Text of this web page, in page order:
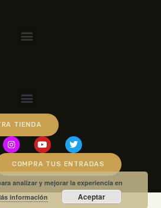
TIENDA
COMPRA TUS ENTRADAS
analizar y mejorar la experiencia en
información Aceptar